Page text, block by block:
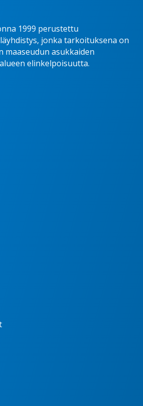
1999 perustettu
jonka tarkoituksena on
maaseudun asukkaiden
elinkelpoisuutta.